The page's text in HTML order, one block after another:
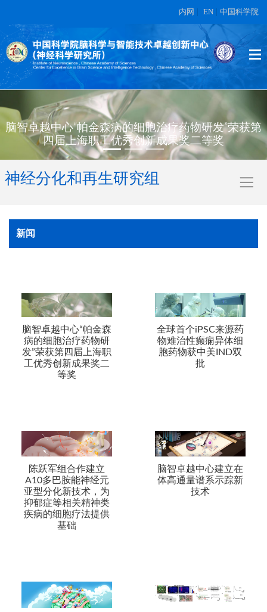
内网 EN 中国科学院
脑智卓越中心“帕金森病的细胞治疗药物研发”荣获第
四届上海职工优秀创新成果奖二等奖
神经分化和再生研究组
新闻
脑智卓越中心“帕金森
病的细胞治疗药物研
发”荣获第四届上海职
工优秀创新成果奖二
等奖
全球首个iPSC来源药
物难治性癫痫异体细
胞药物获中美IND双
批
陈跃军组合作建立
A10多巴胺能神经元
亚型分化新技术，为
抑郁症等相关精神类
疾病的细胞疗法提供
基础
脑智卓越中心建立在
体高通量谱系示踪新
技术